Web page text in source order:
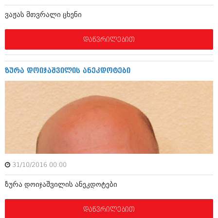
ნოემბერი 2017 (212)
ოქტომბერი 2017 (231)
სექტემბერი 2017 (261)
აგვისტო 2017 (212)
ივლისი 2017 (233)
მაისი 2017 (216)
მარტი 2017 (212)
თებერვალი 2017 (205)
იანვარი 2017 (246)
დეკემბერი 2016 (207)
ნოემბერი 2016 (207)
ოქტომბერი 2016 (257)
სექტემბერი 2016 (224)
აგვისტო 2016 (258)
ივლისი 2016 (211)
ივნისი 2016 (221)
მაისი 2016 (261)
ვაჟას მთვრალი ცხენი
დაწვრილებით
ზურა დოიჯაშვილის ანეკდოტები
31/10/2016 00:00
ზურა დოიჯაშვილის ანეკდოტები
დაწვრილებით